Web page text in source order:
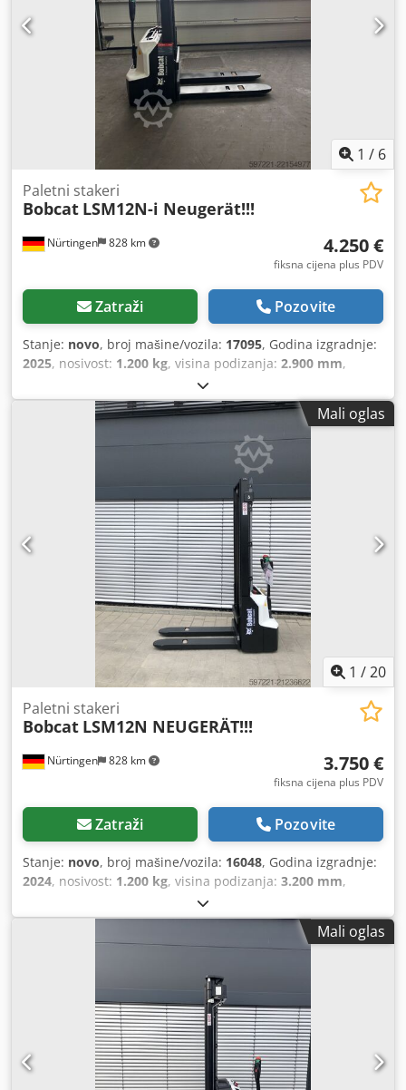
1 / 6
Nürtingen 828 km
Paletni stakeri
Bobcat LSM12N-i Neugerät!!!
4.250 €
fiksna cijena plus PDV
Zatraži Pozovite
Stanje: novo, broj mašine/vozila: 17095, Godina izgradnje:
2025, nosivost: 1.200 kg, visina podizanja: 2.900 mm,
, vrsta goriva:
jarbola:simpleks, građevinska visina:1.970 mm, napon
24 V, duljina vilica:1.150 mm, ukupna masa:665
Mali oglas
1 /20
Nürtingen 828 km
Paletni stakeri
Bobcat LSM12N NEUGERÄT!!!
3.750 €
fiksna cijena plus PDV
Zatraži Pozovite
Stanje: novo, broj mašine/vozila: 16048, Godina izgradnje:
2024, nosivost: 1.200 kg, visina podizanja: 3.200 mm,
, vrsta goriva:
jarbola:simpleks, građevinska visina:2.080 mm, napon
24 V, duljina vilica: , ukupna masa:576
Mali oglas